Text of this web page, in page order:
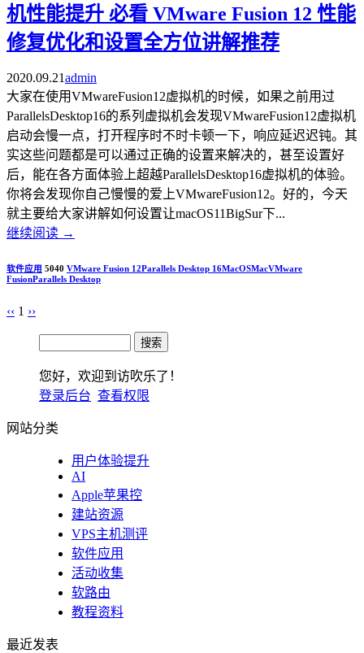
机性能提升 必看 VMware Fusion 12 性能
修复优化和设置全方位讲解推荐
2020.09.21admin
大家在使用VMwareFusion12虚拟机的时候，如果之前用过
ParallelsDesktop16的系列虚拟机会发现VMwareFusion12虚拟机
启动会慢一点，打开程序时不时卡顿一下，响应延迟迟钝。其
实这些问题都是可以通过正确的设置来解决的，甚至设置好
后，能在各方面体验上超越ParallelsDesktop16虚拟机的体验。
你将会发现你自己慢慢的爱上VMwareFusion12。好的，今天
就主要给大家讲解如何设置让macOS11BigSur下...
继续阅读 →
软件应用 5040 VMware Fusion 12Parallels Desktop 16MacOSMacVMware
FusionParallels Desktop
‹‹ 1 ››
您好，欢迎到访吹乐了！
登录后台 查看权限
网站分类
用户体验提升
AI
Apple苹果控
建站资源
VPS主机测评
软件应用
活动收集
软路由
教程资料
最近发表